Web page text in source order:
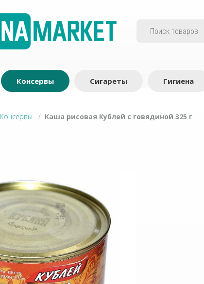
Консервы Сигареты Гигиена
Консервы / Каша рисовая Кублей с говядиной 325 г